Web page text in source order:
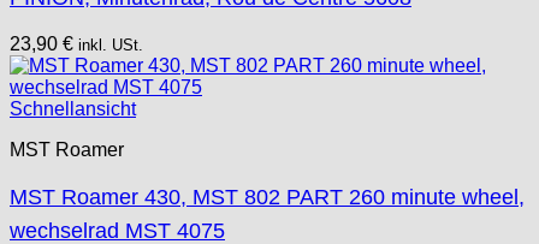
23,90 € inkl. USt.
Schnellansicht
MST Roamer
MST Roamer 430, MST 802 PART 260 minute wheel,
wechselrad MST 4075